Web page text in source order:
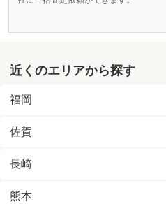
近くのエリアから探す
福岡
佐賀
長崎
熊本